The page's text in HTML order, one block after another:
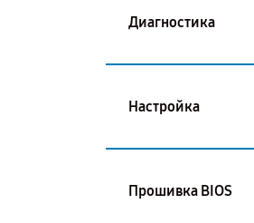
Диагностика
Настройка
Прошивка BIOS